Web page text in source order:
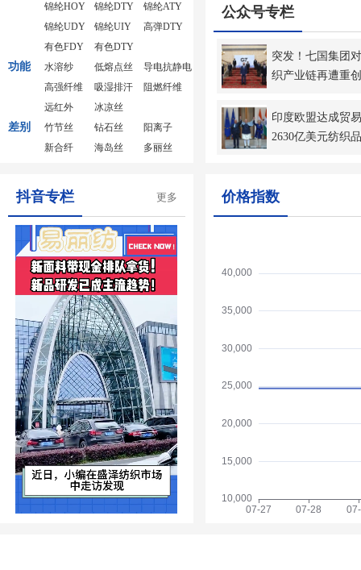
锦纶HOY
锦纶DTY
锦纶ATY
锦纶UDY
锦纶UIY
高弹DTY
有色FDY
有色DTY
功能 水溶纱 低熔点丝
导电抗静电
高强纤维
吸湿排汗
阻燃纤维
远红外
冰凉丝
差别 竹节丝 钻石丝
阳离子
新合纤
海岛丝 多丽丝
公众号专栏
突发！七国集团
织产业链再遭重创
印度欧盟达成贸
2630亿美元纺织
抖音专栏 更多 价格指数